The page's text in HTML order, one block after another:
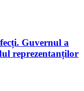
Guvernul a
reprezentanților